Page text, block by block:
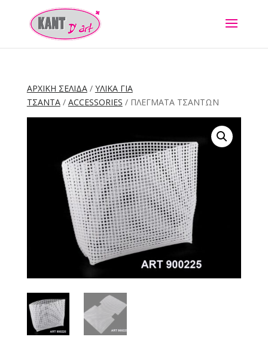
ΑΡΧΙΚΉ ΣΕΛΊΔΑ/ ΥΛΙΚΑ ΓΙΑ
ΤΣΑΝΤΑ/ ACCESSORIES / ΠΛΕΓΜΑΤΑ ΤΣΑΝΤΩΝ